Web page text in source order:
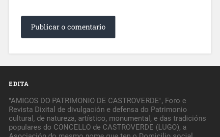
EDITA
"AMIGOS DO PATRIMONIO DE CASTROVERDE", Foro e
Revista Dixital de divulgación e defensa do Patrimonio
cultural, de natureza, artístico, monumental, e das tradicións
populares do CONCELLO de CASTROVERDE (LUGO), a